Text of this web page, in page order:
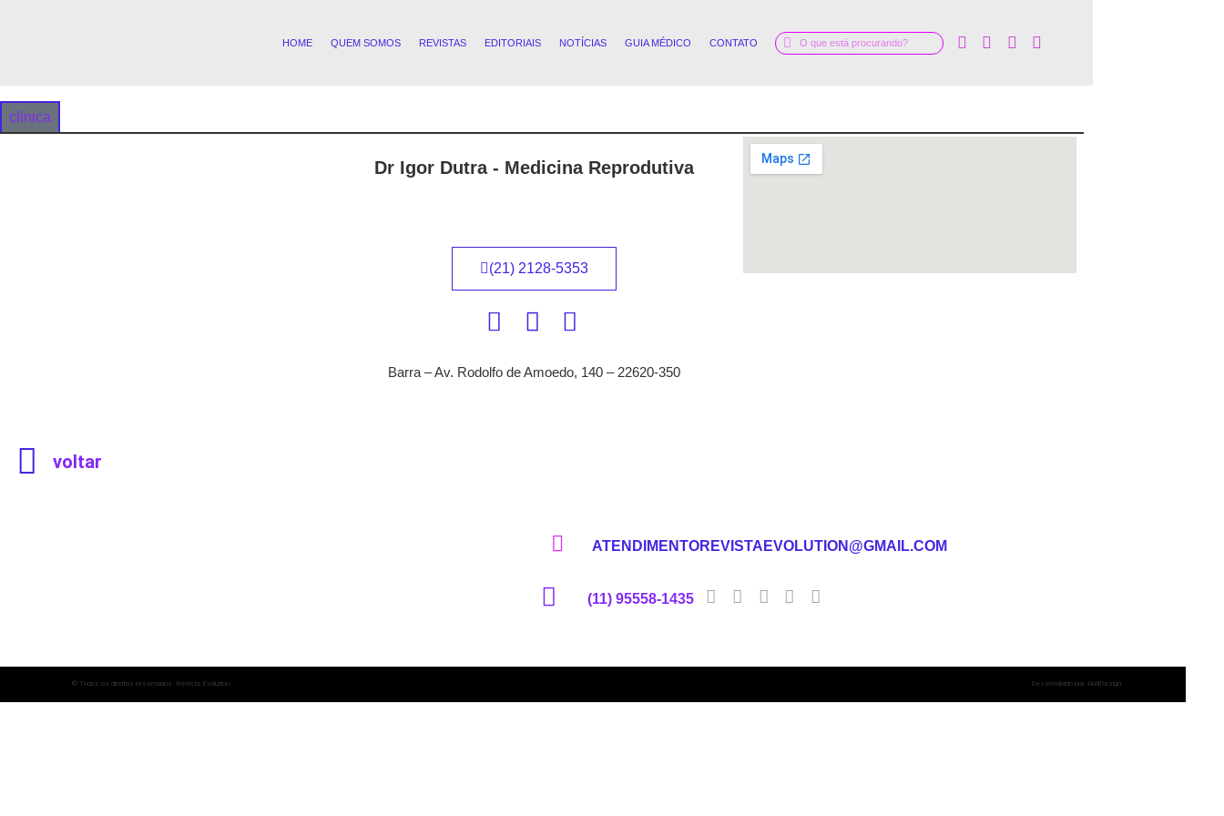
HOME QUEM SOMOS REVISTAS EDITORIAIS NOTÍCIAS GUIA MÉDICO CONTATO
clinica
Dr Igor Dutra - Medicina Reprodutiva
(21) 2128-5353
Barra – Av. Rodolfo de Amoedo, 140 – 22620-350
voltar
ATENDIMENTOREVISTAEVOLUTION@GMAIL.COM
(11) 95558-1435
© Todos os direitos reservados. Revista Evolution Desenvolvido por: AbrilDesign